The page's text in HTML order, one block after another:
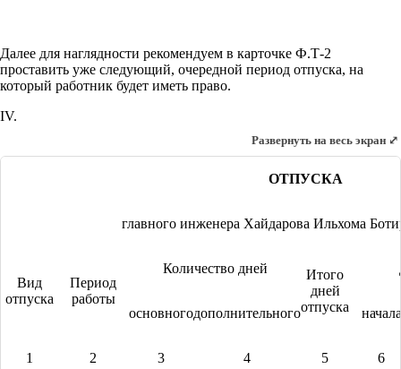
Далее для наглядности рекомендуем в карточке Ф.Т-2
проставить уже следующий, очередной период отпуска, на
который работник будет иметь право.
IV.
ОТПУСКА
главного инженера Хайдарова Ильхома
Вид
отпуска
Период
работы
Количество дней
Итого
дней
отпуска
основногодополнительного начала
1 2 3 4 5 6
Развернуть на весь экран ⤢